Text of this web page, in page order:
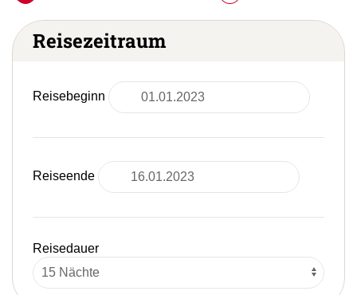
Reisezeitraum
Reisebeginn
Reiseende
Reisedauer